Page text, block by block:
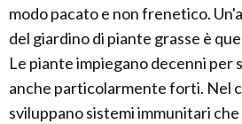
modo pacato e non frenetico.
del giardino di piante grasse è
Le piante impiegano decenni per
anche particolarmente forti. Nel
sviluppano sistemi immunitari